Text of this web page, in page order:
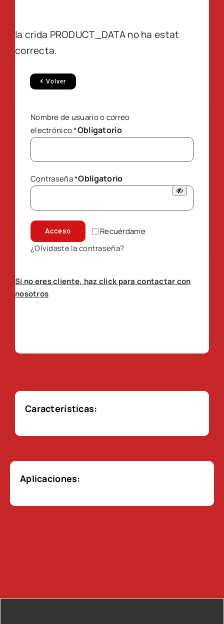
la crida PRODUCT_DATA no ha estat
correcta.
Volver
Nombre de usuario o correo
electrónico*Obligatorio
Contraseña*Obligatorio
Recuérdame
Acceso
¿Olvidaste la contraseña?
Si no eres cliente, haz click para contactar con
nosotros
Características:
Aplicaciones: